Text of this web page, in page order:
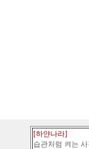
[하얀나라]
습관처럼 켜는